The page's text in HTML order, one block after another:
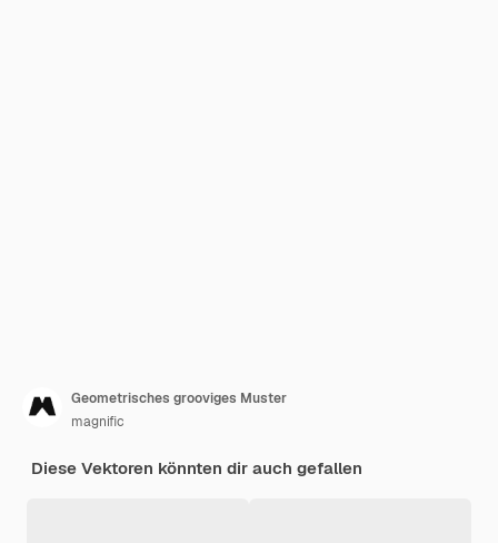
Geometrisches grooviges Muster
magnific
Diese Vektoren könnten dir auch gefallen